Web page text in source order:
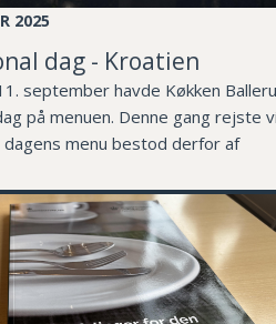
2025
dag - Kroatien
september havde Køkken
på menuen. Denne gang rejste
menu bestod derfor af